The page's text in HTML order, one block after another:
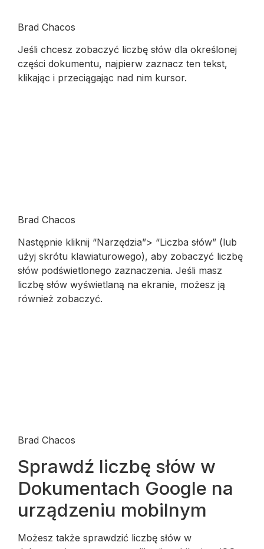
Brad Chacos
Jeśli chcesz zobaczyć liczbę słów dla określonej
części dokumentu, najpierw zaznacz ten tekst,
klikając i przeciągając nad nim kursor.
Brad Chacos
Następnie kliknij “Narzędzia”> “Liczba słów” (lub
użyj skrótu klawiaturowego), aby zobaczyć liczbę
słów podświetlonego zaznaczenia. Jeśli masz
liczbę słów wyświetlaną na ekranie, możesz ją
również zobaczyć.
Brad Chacos
Sprawdź liczbę słów w
Dokumentach Google na
urządzeniu mobilnym
Możesz także sprawdzić liczbę słów w